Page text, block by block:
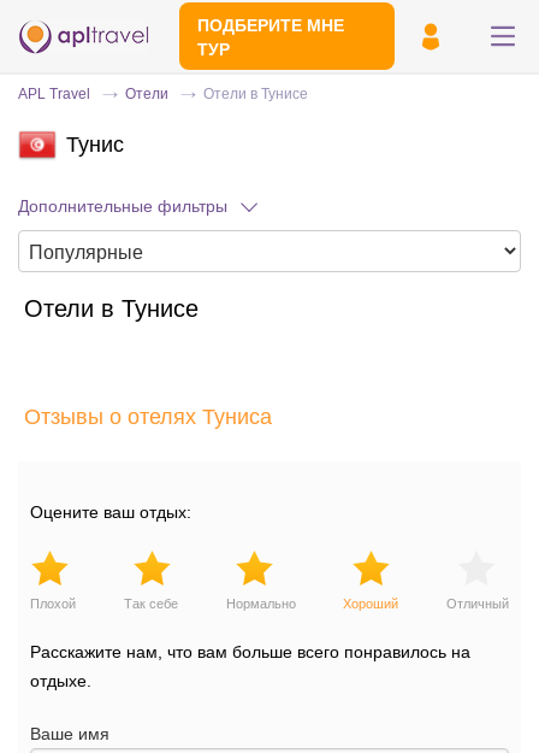
ПОДБЕРИТЕ МНЕ
ТУР
минут
APL Travel Отели Отели в Тунисе
Тунис
Дополнительные фильтры
Отели в Тунисе
Отзывы о отелях Туниса
Оцените ваш отдых:
Плохой Так себе Нормально Хороший Отличный
Расскажите нам, что вам больше всего понравилось на
отдыхе.
Ваше имя